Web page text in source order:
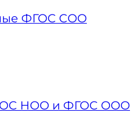
ФГОС СОО
НОО и ФГОС ООО